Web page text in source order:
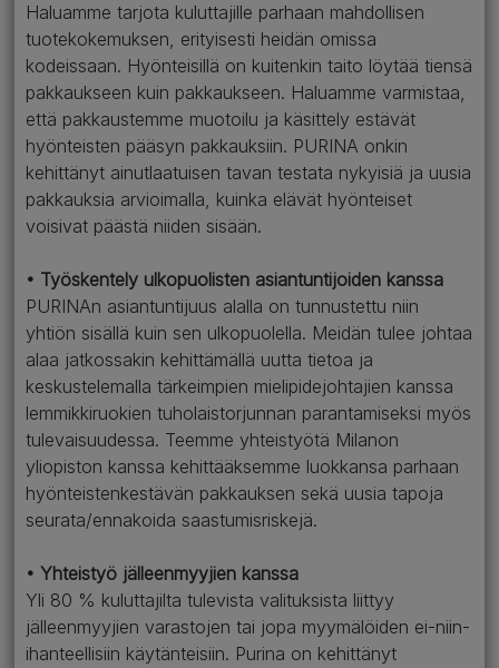
Haluamme tarjota kuluttajille parhaan mahdollisen
tuotekokemuksen, erityisesti heidän omissa
kodeissaan. Hyönteisillä on kuitenkin taito löytää tiensä
pakkaukseen kuin pakkaukseen. Haluamme varmistaa,
että pakkaustemme muotoilu ja käsittely estävät
hyönteisten pääsyn pakkauksiin. PURINA onkin
kehittänyt ainutlaatuisen tavan testata nykyisiä ja uusia
pakkauksia arvioimalla, kuinka elävät hyönteiset
voisivat päästä niiden sisään.
• Työskentely ulkopuolisten asiantuntijoiden kanssa
PURINAn asiantuntijuus alalla on tunnustettu niin
yhtiön sisällä kuin sen ulkopuolella. Meidän tulee johtaa
alaa jatkossakin kehittämällä uutta tietoa ja
keskustelemalla tärkeimpien mielipidejohtajien kanssa
lemmikkiruokien tuholaistorjunnan parantamiseksi myös
tulevaisuudessa. Teemme yhteistyötä Milanon
yliopiston kanssa kehittääksemme luokkansa parhaan
hyönteistenkestävän pakkauksen sekä uusia tapoja
seurata/ennakoida saastumisriskejä.
• Yhteistyö jälleenmyyjien kanssa
Yli 80 % kuluttajilta tulevista valituksista liittyy
jälleenmyyjien varastojen tai jopa myymälöiden ei-niin-
ihanteellisiin käytänteisiin. Purina on kehittänyt